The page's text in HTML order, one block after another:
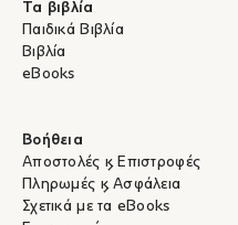
Τα βιβλία
Παιδικά Βιβλία
Βιβλία
eBooks
Βοήθεια
Αποστολές & Επιστροφές
Πληρωμές & Ασφάλεια
Σχετικά με τα eBooks